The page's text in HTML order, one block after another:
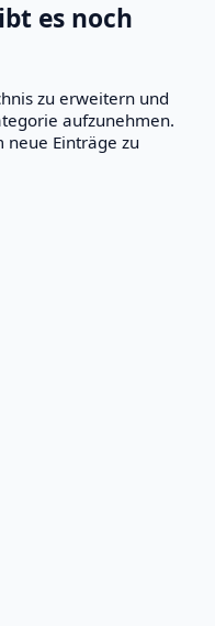
es noch
zu erweitern und
aufzunehmen.
neue Einträge zu